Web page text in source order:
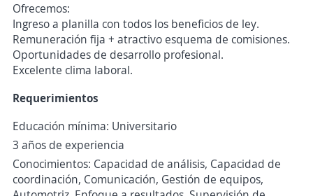
Ofrecemos:
Ingreso a planilla con todos los beneficios de ley.
Remuneración fija + atractivo esquema de comisiones.
Oportunidades de desarrollo profesional.
Excelente clima laboral.
Requerimientos
Educación mínima: Universitario
3 años de experiencia
Conocimientos: Capacidad de análisis, Capacidad de
coordinación, Comunicación, Gestión de equipos,